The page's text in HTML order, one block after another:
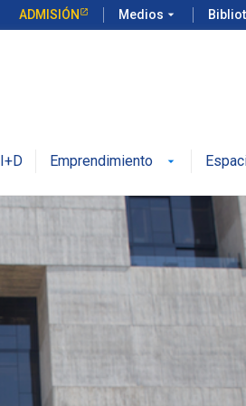
ADMISIÓN Medios arrow_drop_down
I+D Emprendimiento